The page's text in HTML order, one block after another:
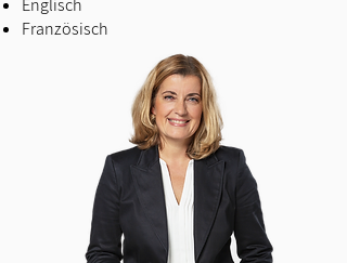
Englisch
Französisch